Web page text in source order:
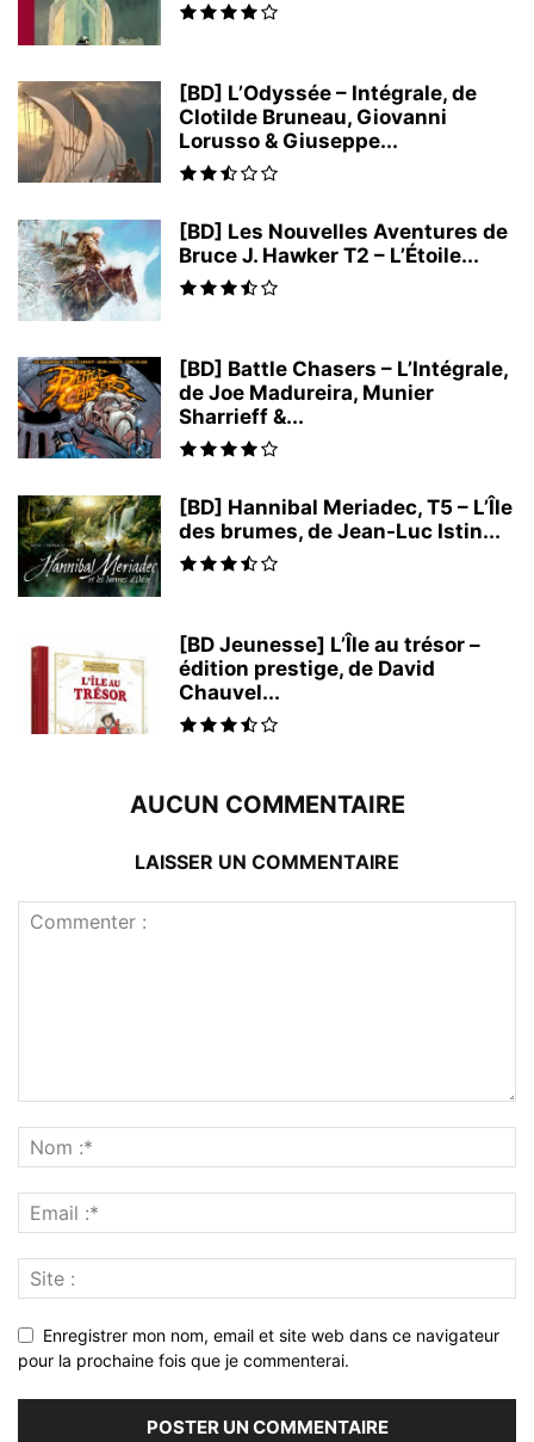
[BD] L’Odyssée – Intégrale, de
Clotilde Bruneau, Giovanni
Lorusso & Giuseppe...
[BD] Les Nouvelles Aventures de
Bruce J. Hawker T2 – L’Étoile...
[BD] Battle Chasers – L’Intégrale,
de Joe Madureira, Munier
Sharrieff &...
[BD] Hannibal Meriadec, T5 – L’Île
des brumes, de Jean-Luc Istin...
[BD Jeunesse] L’Île au trésor –
édition prestige, de David
Chauvel...
AUCUN COMMENTAIRE
LAISSER UN COMMENTAIRE
Enregistrer mon nom, email et site web dans ce navigateur
pour la prochaine fois que je commenterai.